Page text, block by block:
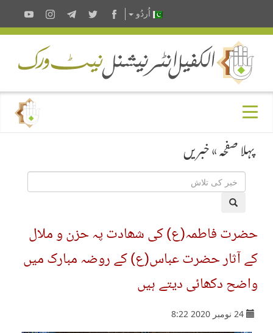
اُردُو
پہلا صفحہ»خبریں
حضرت فاطمہ(ع) کی شھادت پہ حزن و ملال
کے آثار حضرت عباس(ع) کے روضہ مبارک میں
واضح دکھائی دیتے ہیں
24 نومبر 2020 8:22